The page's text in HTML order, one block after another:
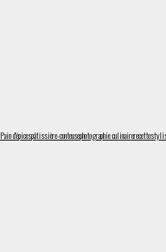
Pain d'épicespâtissière-conteusephotographie culinairerecette